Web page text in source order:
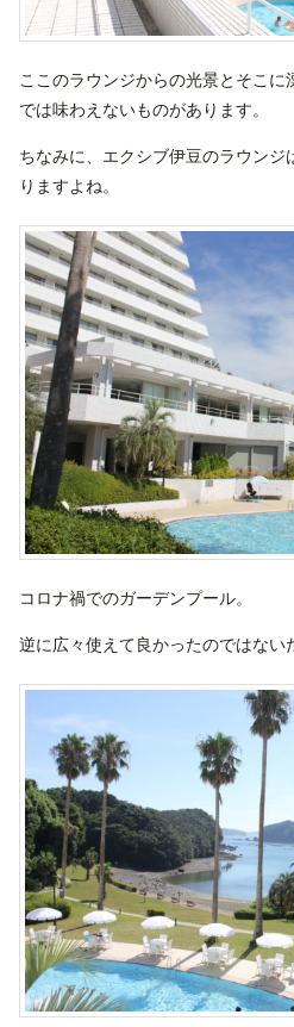
ここのラウンジからの光景とそこ
では味わえないものがあります。
ちなみに、エクシブ伊豆のラウンジ
りますよね。
コロナ禍でのガーデンプール。
逆に広々使えて良かったのではない